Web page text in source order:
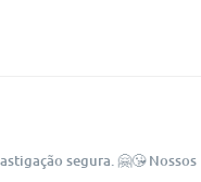
segura. 🤗😘 Nossos